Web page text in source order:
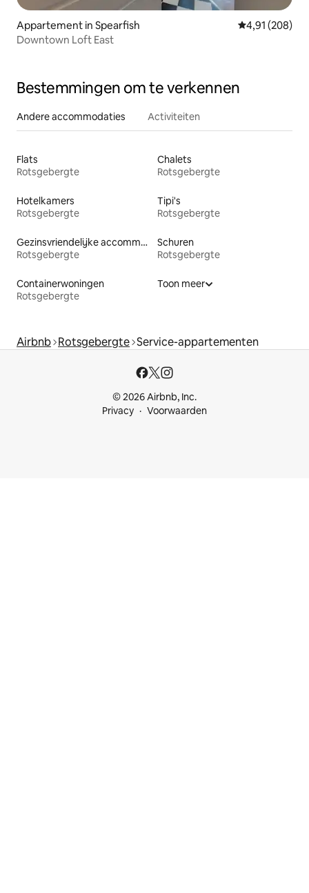
Appartement in Spearfish Gemiddelde
4,91 (208)
Downtown Loft East
Bestemmingen om te verkennen
Andere accommodaties Activiteiten
Flats
Rotsgebergte
Chalets
Rotsgebergte
Hotelkamers
Rotsgebergte
Tipi's
Rotsgebergte
Gezinsvriendelijke accommodaties
Rotsgebergte
Schuren
Rotsgebergte
Containerwoningen
Rotsgebergte
Toon meer
Airbnb Rotsgebergte Service-appartementen
© 2026 Airbnb, Inc.
Privacy
Voorwaarden